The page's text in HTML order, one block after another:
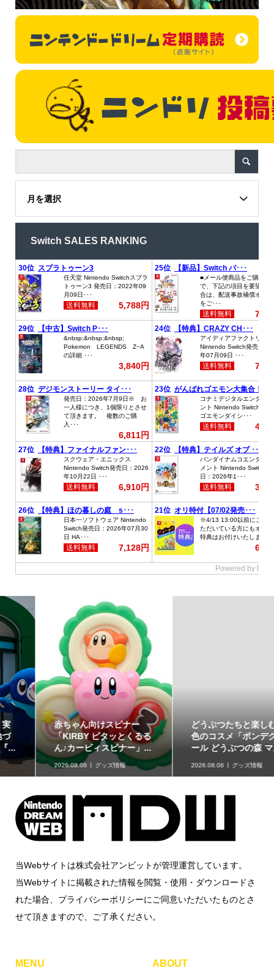
月を選択
Switch SALES RANKING
どうぶつたちと楽しむ12
色のコスメ「ポンデクル
ール どうぶつの森 マル...
2026.08.06 グッズ情報
「星たべよ」に「ポケモ
ン」のハロウィンデザイ
ンが登場！8月17日発売
2026.08.06 グッズ情報
当Webサイトは株式会社アンビットが管理運営しています。
当Webサイトに掲載された情報を閲覧・使用・ダウンロードさ
れた場合、プライバシーポリシーにご同意いただいたものとさ
せて頂きますので、ご了承ください。
MENU ABOUT